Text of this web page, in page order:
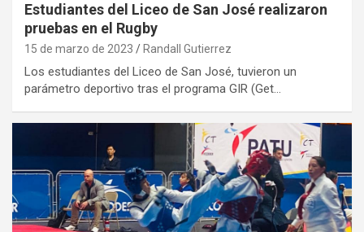
Estudiantes del Liceo de San José realizaron
pruebas en el Rugby
15 de marzo de 2023 Randall Gutierrez
Los estudiantes del Liceo de San José, tuvieron un
parámetro deportivo tras el programa GIR (Get…